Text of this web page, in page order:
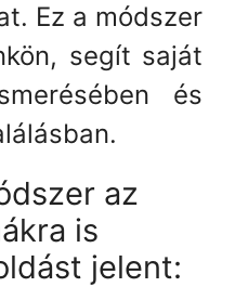
Ez a módszer
segít saját
és
az
is
jelent: